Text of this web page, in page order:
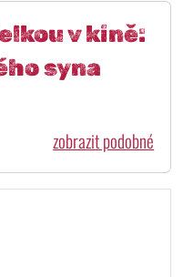
v kině:
syna
zobrazit podobné